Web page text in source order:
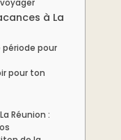
à La
pour
pour ton
Réunion :